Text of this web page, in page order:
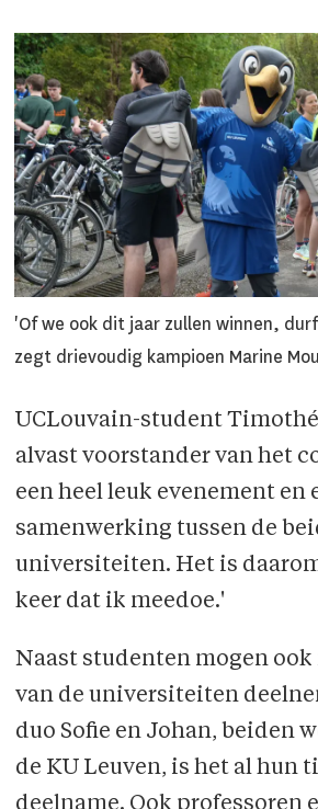
'Of we ook dit jaar zullen winnen,
zegt drievoudig kampioen Marine
UCLouvain-student
alvast voorstander van het
een heel leuk evenement en
samenwerking tussen de
universiteiten. Het is
keer dat ik meedoe.'
Naast studenten mogen ook
van de universiteiten
duo Sofie en Johan, beiden
de KU Leuven, is het al hun